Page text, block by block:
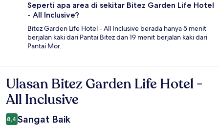
Seperti apa area di sekitar Bitez Garden Life Hotel
- All Inclusive?
Bitez Garden Life Hotel - All Inclusive berada hanya 5 menit
berjalan kaki dari Pantai Bitez dan 19 menit berjalan kaki dari
Pantai Mor.
Ulasan
Ulasan Bitez Garden Life Hotel -
All Inclusive
8,4 Sangat Baik